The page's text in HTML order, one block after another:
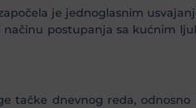
je jednoglasnim
postupanja sa kućnim
tačke dnevnog reda,